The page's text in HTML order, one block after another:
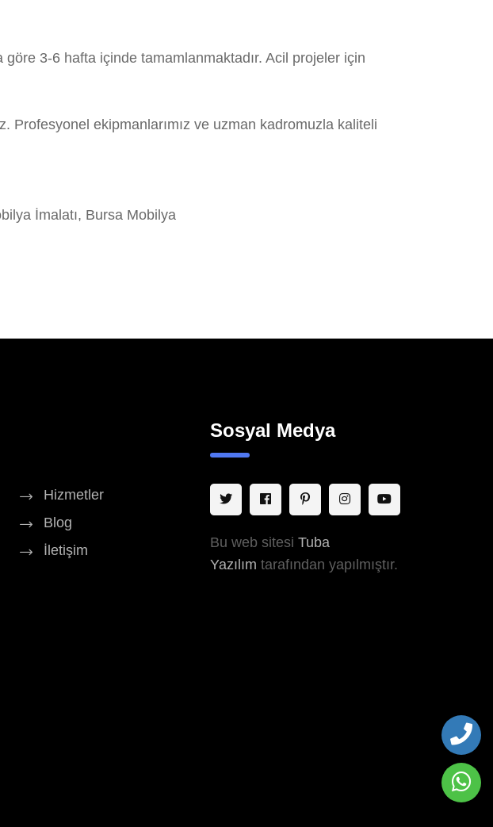
3-6 hafta içinde tamamlanmaktadır. Acil projeler için
Profesyonel ekipmanlarımız ve uzman kadromuzla kaliteli
İmalatı, Bursa Mobilya
Hizmetler
Blog
İletişim
Sosyal Medya
Bu web sitesi Tuba
Yazılım tarafından yapılmıştır.